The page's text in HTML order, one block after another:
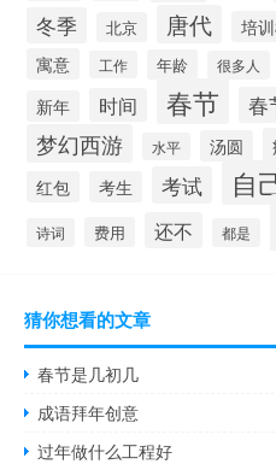
冬季 北京 唐代 培
寓意 工作 年龄 很多人
新年 时间 春节 春
梦幻西游 水平 汤圆
红包 考生 考试 自
诗词 费用 还不 都是
猜你想看的文章
春节是几初几
成语拜年创意
过年做什么工程好